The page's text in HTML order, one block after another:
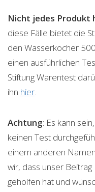
Nicht jedes Produkt
diese Fälle bietet die
den Wasserkocher
einen ausführlichen
Stiftung Warentest
ihn hier.
Achtung: Es kann
keinen Test
einem anderen
wir, dass unser
geholfen hat und